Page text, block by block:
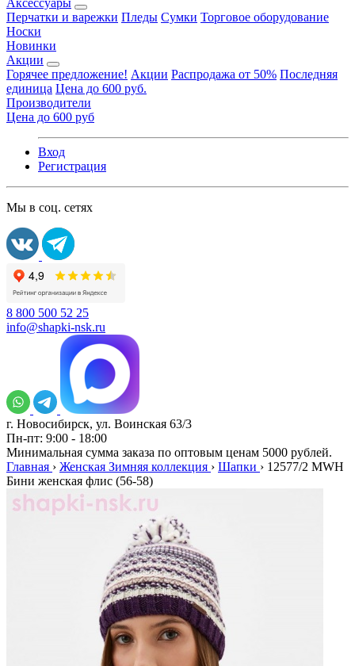
Аксессуары
Перчатки и варежки Пледы Сумки Торговое оборудование
Носки
Новинки
Акции
Горячее предложение! Акции Распродажа от 50% Последняя
единица Цена до 600 руб.
Производители
Цена до 600 руб
Вход
Регистрация
Мы в соц. сетях
8 800 500 52 25
info@shapki-nsk.ru
г. Новосибирск, ул. Воинская 63/3
Пн-пт: 9:00 - 18:00
Минимальная сумма заказа по оптовым ценам 5000 рублей.
Главная › Женская Зимняя коллекция › Шапки › 12577/2 MWH
Бини женская флис (56-58)